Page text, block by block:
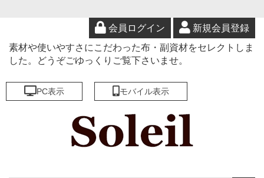
会員ログイン
新規会員登録
素材や使いやすさにこだわった布・副資材をセレクトしま
した。どうぞごゆっくりご覧下さいませ。
PC表示 モバイル表示